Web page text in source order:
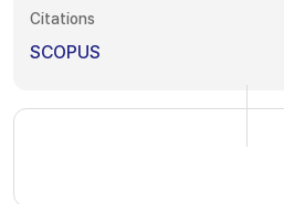
Citations
SCOPUS